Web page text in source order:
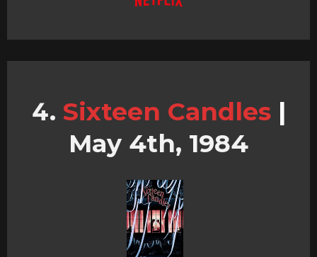
Sixteen Candles |
May 4th, 1984